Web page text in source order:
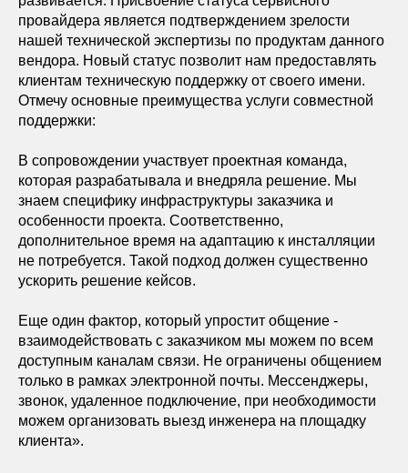
провайдера является подтверждением зрелости
нашей технической экспертизы по продуктам данного
вендора. Новый статус позволит нам предоставлять
клиентам техническую поддержку от своего имени.
Отмечу основные преимущества услуги совместной
поддержки:
В сопровождении участвует проектная команда,
которая разрабатывала и внедряла решение. Мы
знаем специфику инфраструктуры заказчика и
особенности проекта. Соответственно,
дополнительное время на адаптацию к инсталляции
не потребуется. Такой подход должен существенно
ускорить решение кейсов.
Еще один фактор, который упростит общение -
взаимодействовать с заказчиком мы можем по всем
доступным каналам связи. Не ограничены общением
только в рамках электронной почты. Мессенджеры,
звонок, удаленное подключение, при необходимости
можем организовать выезд инженера на площадку
клиента».